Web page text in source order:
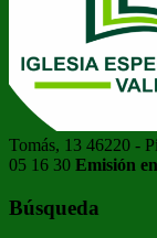
Tomás, 13 46220 -
05 16 30 Emisión
Búsqueda